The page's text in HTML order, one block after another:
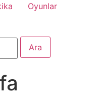
Oyunlar